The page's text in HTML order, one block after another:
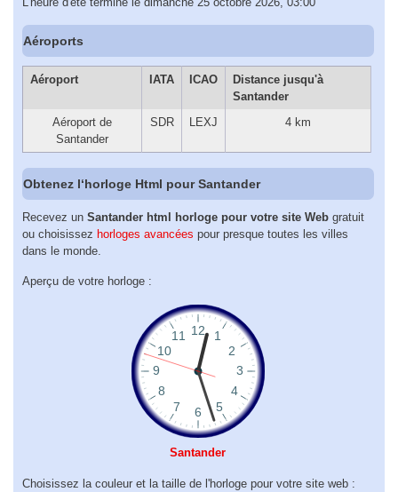
Aéroports
Aéroport IATA ICAO
Distance jusqu'à
Santander
Aéroport de
Santander
SDR LEXJ 4 km
Obtenez l‘horloge Html pour Santander
Recevez un Santander html horloge pour votre site Web gratuit
ou choisissez horloges avancées pour presque toutes les villes
dans le monde.
Aperçu de votre horloge :
Santander
Choisissez la couleur et la taille de l'horloge pour votre site web :